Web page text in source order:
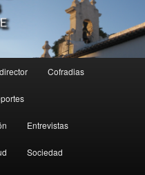
Cofradias
Entrevistas
Sociedad